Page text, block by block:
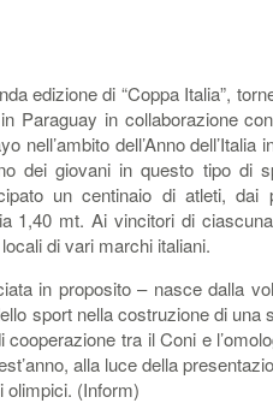
edizione di “Coppa Italia”,
Paraguay in collaborazione
nell’ambito dell’Anno dell’Italia
dei giovani in questo tipo di
un centinaio di atleti, dai
1,40 mt. Ai vincitori di
di vari marchi italiani.
in proposito – nasce dalla
sport nella costruzione di una
tra il Coni e
alla luce della
olimpici. (Inform)